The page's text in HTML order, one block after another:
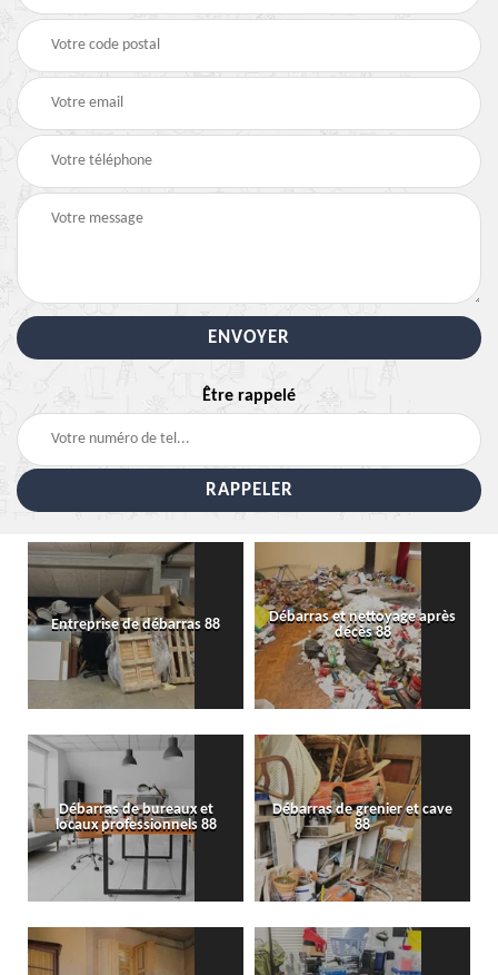
Être rappelé
Entreprise de débarras 88
Débarras et nettoyage après
décès 88
Débarras de bureaux et
locaux professionnels 88
Débarras de grenier et cave
88